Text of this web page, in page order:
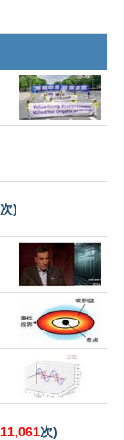
次)
次)